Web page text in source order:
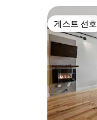
게스트 선호
게스트 선호